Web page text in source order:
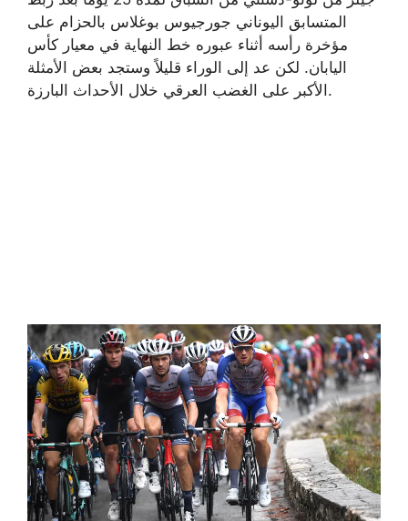
المتسابق اليوناني جورجيوس بوغلاس بالحزام على
مؤخرة رأسه أثناء عبوره خط النهاية في معيار كأس
اليابان. لكن عد إلى الوراء قليلاً وستجد بعض الأمثلة
الأكبر على الغضب العرقي خلال الأحداث البارزة.